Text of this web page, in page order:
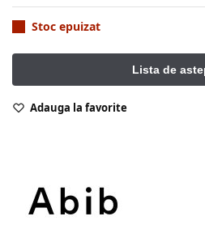
Stoc epuizat
Adauga la favorite